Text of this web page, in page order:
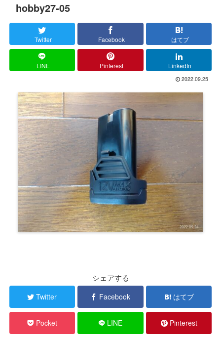
hobby27-05
Twitter Facebook はてブ
LINE Pinterest LinkedIn
2022.09.25
シェアする
Twitter Facebook はてブ
Pocket LINE Pinterest